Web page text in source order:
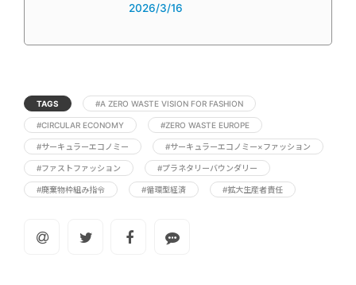
2026/3/16
TAGS #A ZERO WASTE VISION FOR FASHION
#CIRCULAR ECONOMY #ZERO WASTE EUROPE
#サーキュラーエコノミー #サーキュラーエコノミー×ファッション
#ファストファッション #プラネタリーバウンダリー
#廃棄物枠組み指令 #循環型経済 #拡大生産者責任